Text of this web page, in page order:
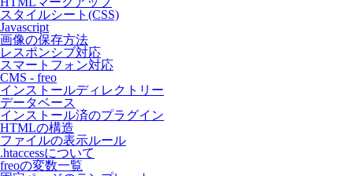
スタイルシート(CSS)
Javascript
画像の保存方法
レスポンシブ対応
スマートフォン対応
CMS - freo
インストールディレクトリー
データベース
インストール済のプラグイン
HTMLの構造
ファイルの表示ルール
.htaccessについて
freoの変数一覧